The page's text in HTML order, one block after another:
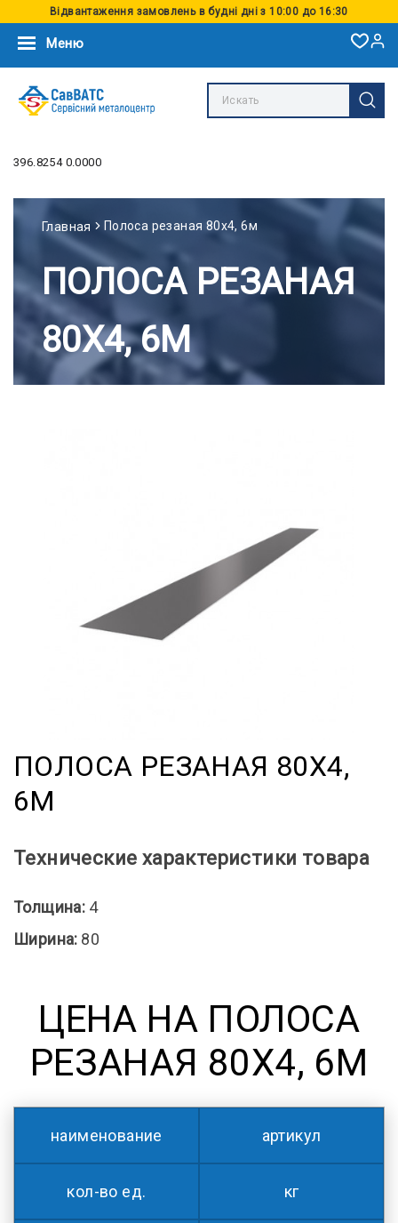
Відвантаження замовлень в будні дні з 10:00 до 16:30
Меню
396.8254 0.0000
Главная Полоса резаная 80х4, 6м
ПОЛОСА РЕЗАНАЯ
80Х4, 6М
ПОЛОСА РЕЗАНАЯ 80Х4,
6М
Технические характеристики товара
Толщина: 4
Ширина: 80
ЦЕНА НА ПОЛОСА
РЕЗАНАЯ 80Х4, 6М
наименование артикул
кол-во ед. кг